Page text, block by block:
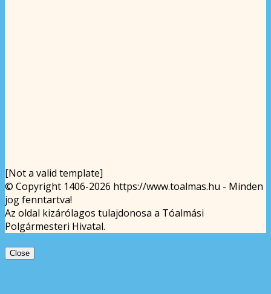
[Not a valid template]
© Copyright 1406-2026 https://www.toalmas.hu - Minden
jog fenntartva!
Az oldal kizárólagos tulajdonosa a Tóalmási
Polgármesteri Hivatal.
Close